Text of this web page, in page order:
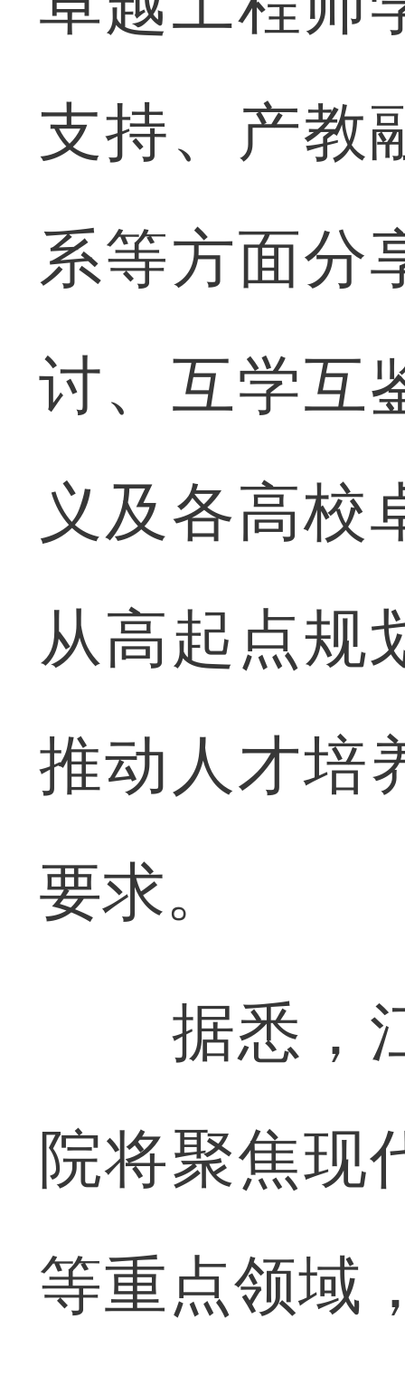
支持、产教
系等方面分
讨、互学互
义及各高校
从高起点规
推动人才培
要求。
据悉，江
院将聚焦现
等重点领域